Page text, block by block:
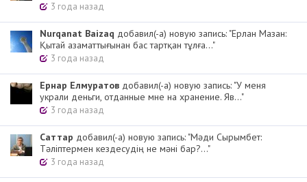
3 года назад
Nurqanat Baizaq добавил(-а) новую запись: "Ерлан Мазан:
Қытай азаматтығынан бас тартқан тұлға..."
3 года назад
Ернар Елмуратов добавил(-а) новую запись: "У меня
украли деньги, отданные мне на хранение. Яв..."
3 года назад
Cаттар добавил(-а) новую запись: "Мәди Сырымбет:
Тәліптермен кездесудің не мәні бар?..."
3 года назад